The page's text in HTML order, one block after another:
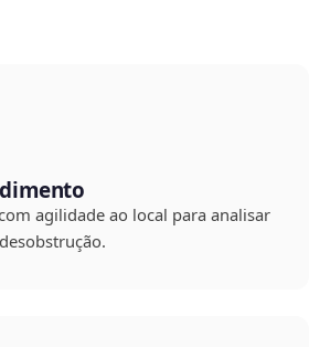
agilidade ao local para analisar